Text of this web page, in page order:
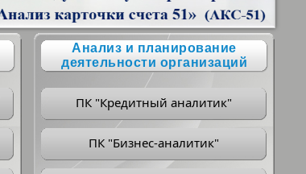
Анализ и планирование
деятельности организаций
ПК "Кредитный аналитик"
ПК "Бизнес-аналитик"